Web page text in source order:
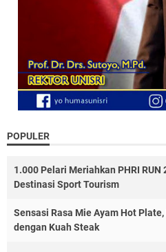
POPULER
1.000 Pelari Meriahkan PHRI RUN
Destinasi Sport Tourism
Sensasi Rasa Mie Ayam Hot
dengan Kuah Steak